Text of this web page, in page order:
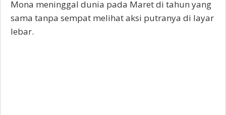
Mona meninggal dunia pada Maret di tahun yang
sama tanpa sempat melihat aksi putranya di layar
lebar.